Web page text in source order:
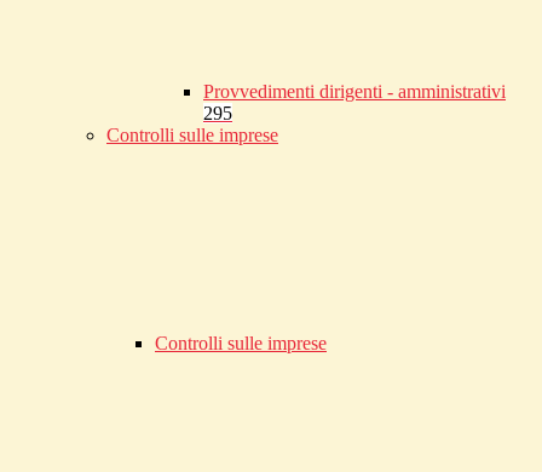
Provvedimenti dirigenti - amministrativi
295
Controlli sulle imprese
Controlli sulle imprese